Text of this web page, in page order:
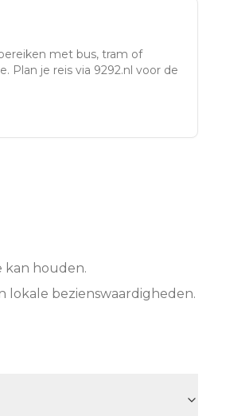
met bus, tram of
Plan je reis via 9292.nl voor de
kan houden.
lokale bezienswaardigheden.